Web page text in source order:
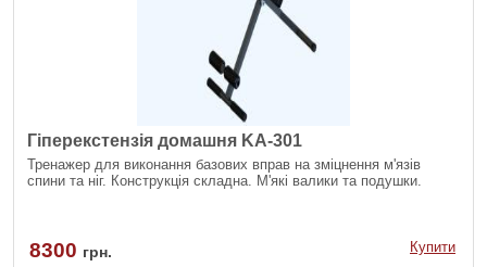
Гіперекстензія домашня KA-301
Тренажер для виконання базових вправ на зміцнення м'язів
спини та ніг. Конструкція складна. М'які валики та подушки.
8300 грн. Купити